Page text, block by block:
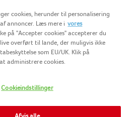
2025 FINDUS FOODSERVICES
cookies, herunder til personalisering
annoncer. Læs mere i vores
på "Accepter cookies" accepterer du
overført til lande, der muligvis ikke
som EU/UK. Klik på
administrere cookies.
Cookieindstillinger